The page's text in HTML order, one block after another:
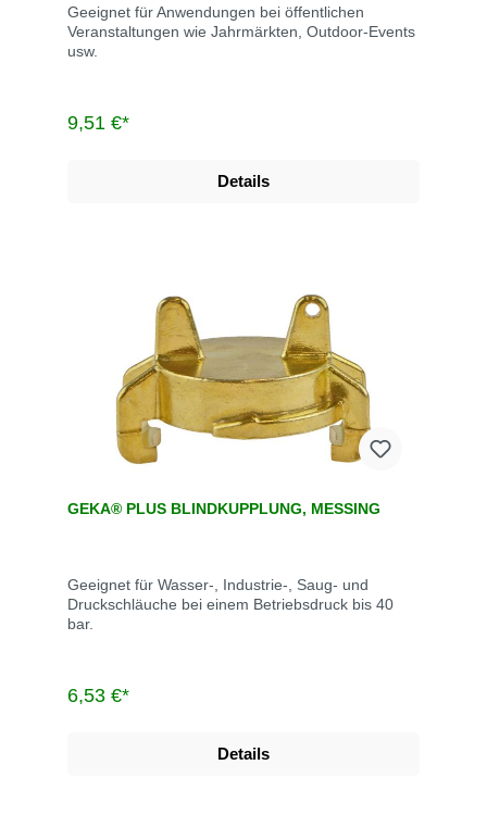
Geeignet für Anwendungen bei öffentlichen
Veranstaltungen wie Jahrmärkten, Outdoor-Events
usw.
9,51 €*
Details
GEKA® PLUS BLINDKUPPLUNG, MESSING
Geeignet für Wasser-, Industrie-, Saug- und
Druckschläuche bei einem Betriebsdruck bis 40
bar.
6,53 €*
Details